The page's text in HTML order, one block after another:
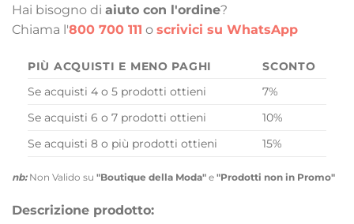
Hai bisogno di aiuto con l'ordine?
Chiama l'800 700 111 o scrivici su WhatsApp
PIÙ ACQUISTI E MENO PAGHI
SCONTO
Se acquisti 4 o 5 prodotti ottieni
7%
Se acquisti 6 o 7 prodotti ottieni
10%
Se acquisti 8 o più prodotti ottieni
15%
nb:Non Valido su "Boutique della Moda" e "Prodotti non in Promo"
Descrizione prodotto: